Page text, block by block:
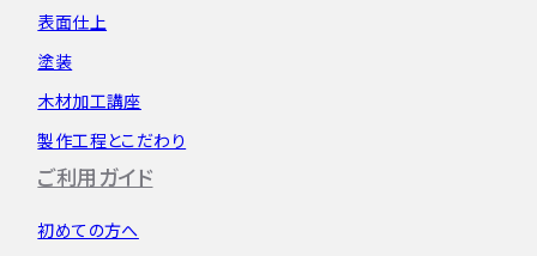
表面仕上
塗装
木材加工講座
製作工程とこだわり
ご利用ガイド
初めての方へ